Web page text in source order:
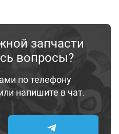
запчасти
вопросы?
по телефону
напишите в чат.